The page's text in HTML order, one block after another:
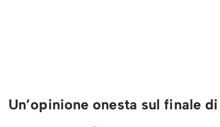
Un’opinione onesta sul finale